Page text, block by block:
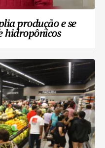
produção e se
hidropônicos